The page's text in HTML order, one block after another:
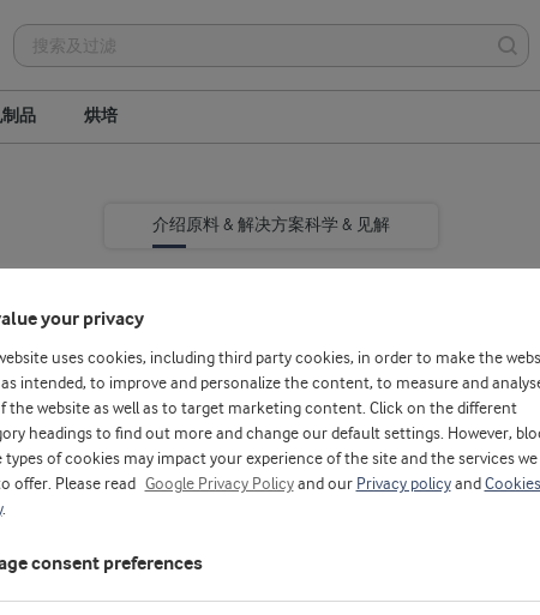
品 烘培
介绍原料 & 解决方案科学 & 见解
佳起点。
我们的蛋白质和生
症）
your privacy
website uses cookies, including third party cookies, in order to make the
intended, to improve and personalize the content, to measure and
the website as well as to target marketing content. Click on the different
headings to find out more and change our default settings. However,
types of cookies may impact your experience of the site and the services we
offer. Please read
Google Privacy Policyand our Privacy policyand Cookies
.
consent preferences